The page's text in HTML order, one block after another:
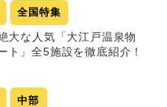
全国特集
大な人気「大江戸温泉物
ト」全5施設を徹底紹介！
中部